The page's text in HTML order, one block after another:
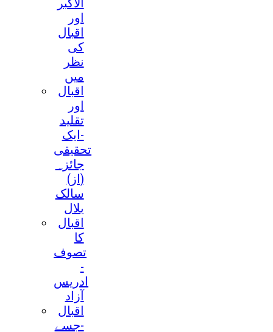
الاکبر
اور
اقبال
کی
نظر
میں
اقبال
اور
تقلید
-ایک
تحقیقی
جائزہ
(از)
سالک
بلال
اقبال
کا
تصوف
-
ادریس
آزاد
اقبال
-جسے